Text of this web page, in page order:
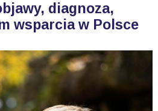
diagnoza,
wsparcia w Polsce